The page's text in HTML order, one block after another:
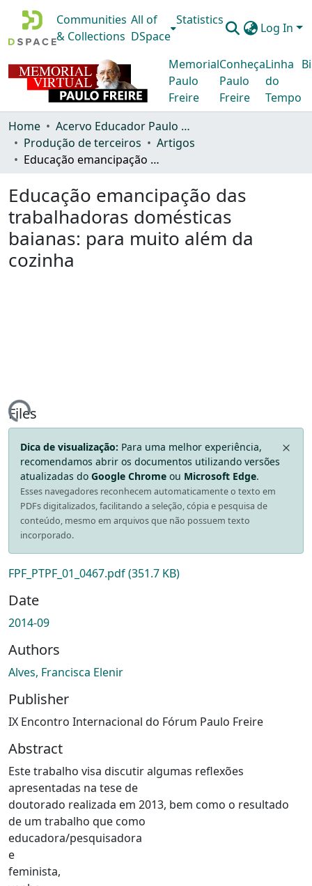
Communities
& Collections
All of
DSpace
Statistics
Log In
Memorial
Paulo
Freire
Conheça
Paulo
Freire
Linha
do
Tempo
Home
Acervo Educador Paulo Freire
Produção de terceiros
Artigos
Educação emancipação das trabalhadoras domésticas baianas: para muito além da cozinha
Educação emancipação das
trabalhadoras domésticas
baianas: para muito além da
cozinha
Files
Dica de visualização: Para uma melhor experiência,
recomendamos abrir os documentos utilizando versões
atualizadas do Google Chrome ou Microsoft Edge.
Esses navegadores reconhecem automaticamente o texto em
PDFs digitalizados, facilitando a seleção, cópia e pesquisa de
conteúdo, mesmo em arquivos que não possuem texto
incorporado.
FPF_PTPF_01_0467.pdf(351.7 KB)
Date
2014-09
Authors
Alves, Francisca Elenir
Publisher
IX Encontro Internacional do Fórum Paulo Freire
Abstract
Este trabalho visa discutir algumas reflexões
apresentadas na tese de
doutorado realizada em 2013, bem como o resultado
de um trabalho que como
educadora/pesquisadora
e
feminista,